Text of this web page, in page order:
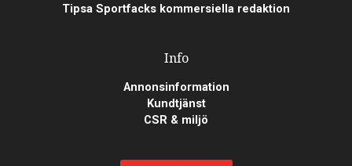
Tipsa Sportfacks kommersiella redaktion
Info
Annonsinformation
Kundtjänst
CSR & miljö